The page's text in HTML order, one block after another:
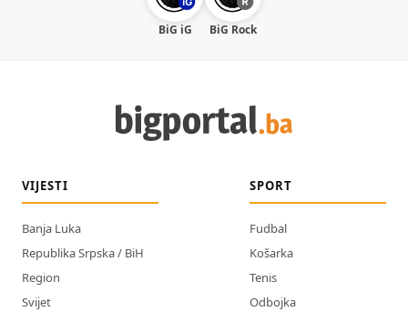
BiG iG BiG Rock
VIJESTI
Banja Luka
Republika Srpska / BiH
Region
Svijet
SPORT
Fudbal
Košarka
Tenis
Odbojka